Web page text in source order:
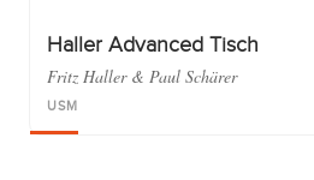
Haller Advanced Tisch
Fritz Haller & Paul Schärer
USM